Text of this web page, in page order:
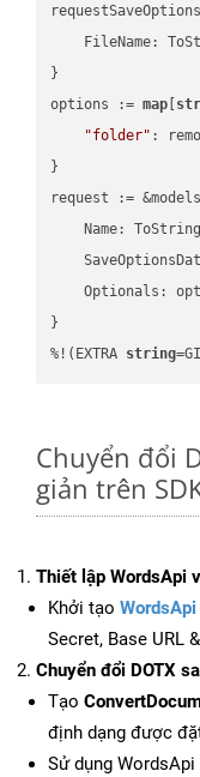
FileName:
}
options := map
"folder" :
}
request :=
Name:
Optionals:
}
%!(EXTRA string
Chuyển đổi
giản trên
Thiết lập WordsApi
Khởi tạo WordsApi
Secret, Base URL
Chuyển đổi DOTX
Tạo
định dạng được
Sử dụng